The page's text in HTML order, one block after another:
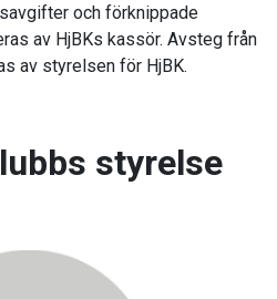
och förknippade
av HjBKs kassör. Avsteg från
av styrelsen för HjBK.
styrelse